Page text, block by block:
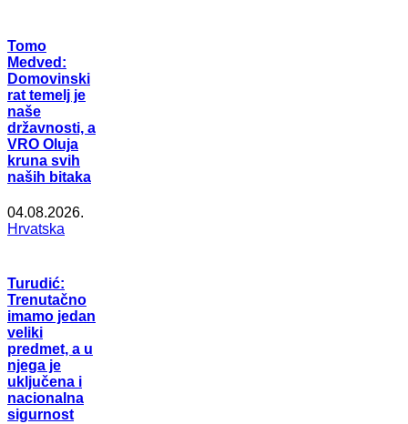
Tomo
Medved:
Domovinski
rat temelj je
naše
državnosti, a
VRO Oluja
kruna svih
naših bitaka
04.08.2026.
Hrvatska
Turudić:
Trenutačno
imamo jedan
veliki
predmet, a u
njega je
uključena i
nacionalna
sigurnost